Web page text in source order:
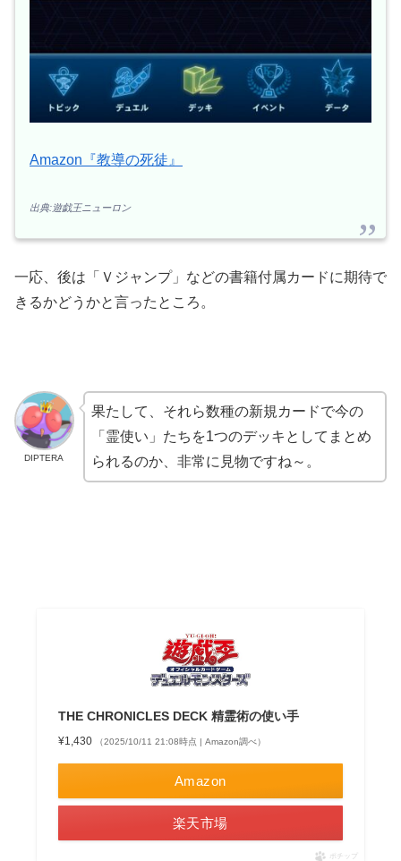
Amazon『教導の死徒』
出典:遊戯王ニューロン
一応、後は「Ｖジャンプ」などの書籍付属カードに期待で
きるかどうかと言ったところ。
DIPTERA
果たして、それら数種の新規カードで今の
「霊使い」たちを1つのデッキとしてまとめ
られるのか、非常に見物ですね～。
THE CHRONICLES DECK 精霊術の使い手
¥1,430 （2025/10/11 21:08時点 | Amazon調べ）
Amazon
楽天市場
ポチップ